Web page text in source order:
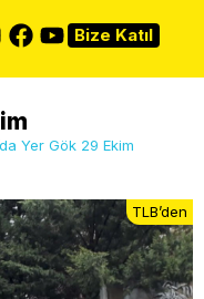
Bize Katıl
Yer Gök 29 Ekim
TLB’den